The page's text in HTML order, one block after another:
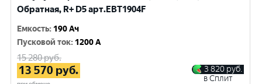
Обратная, R+ D5 арт.EBT1904F
Емкость: 190 Ач
Пусковой ток: 1200 A
15 280руб.
13 570 руб. 3 820 руб.
в Сплит